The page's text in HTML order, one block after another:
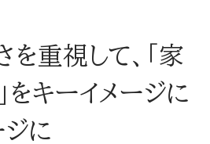
を重視して、「家
をキーイメージに
ジに